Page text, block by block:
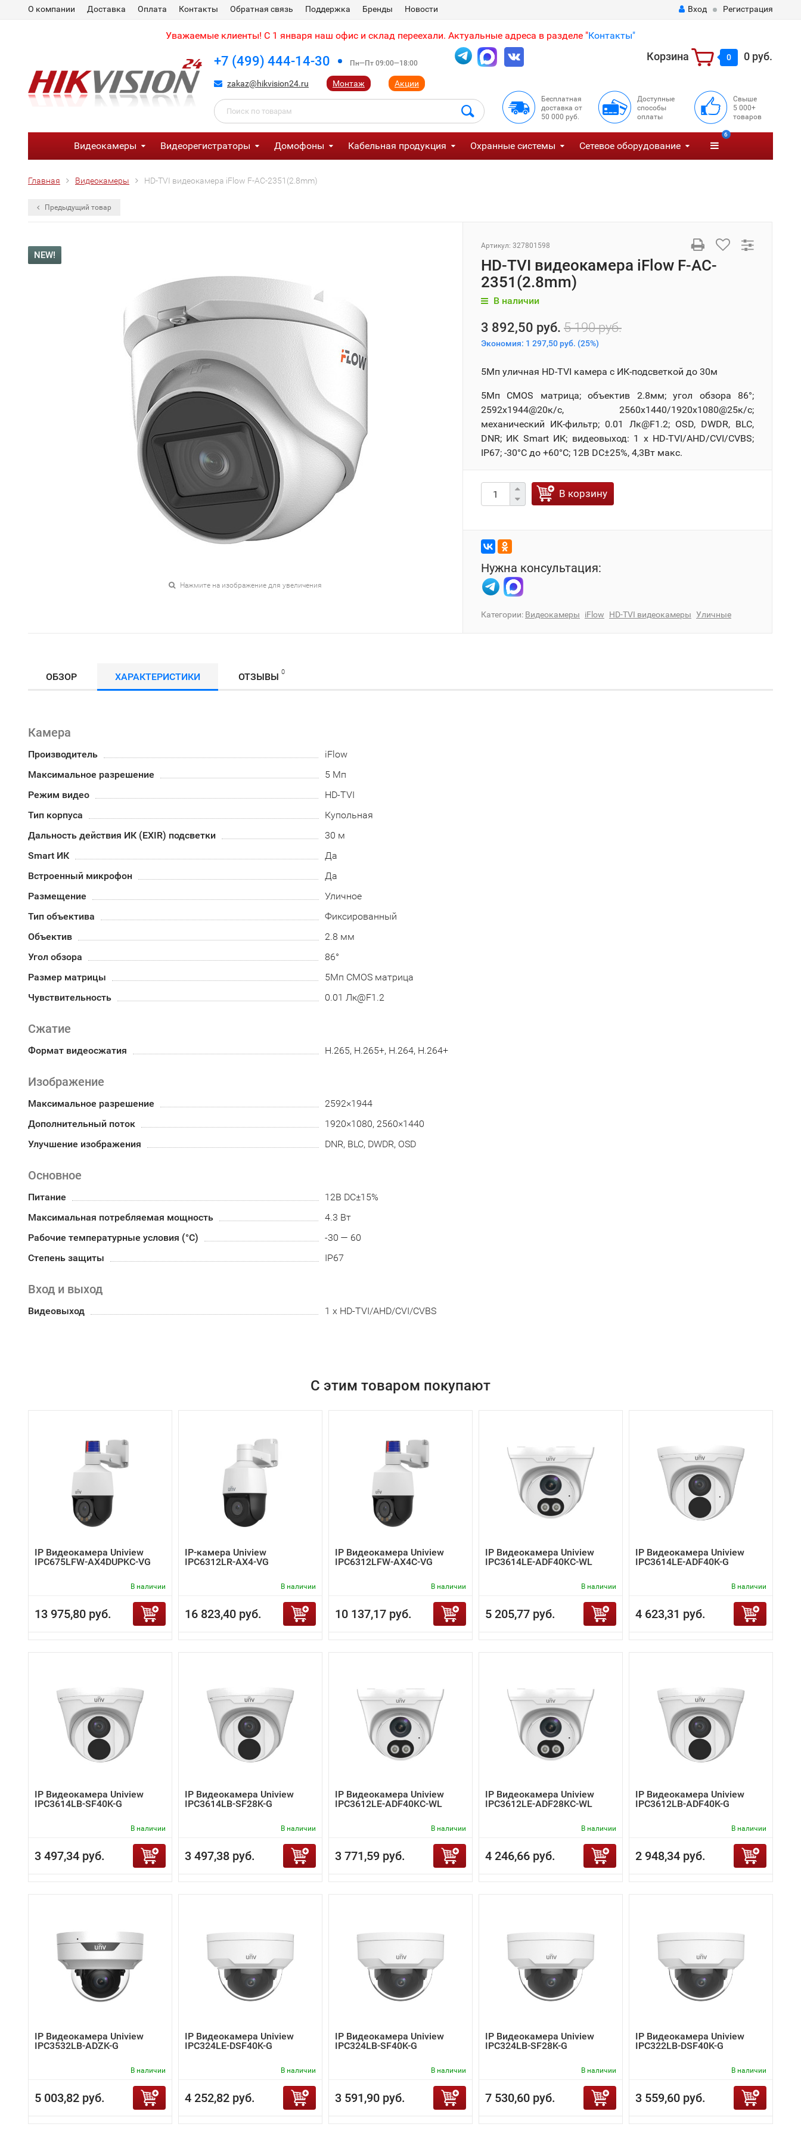
О компании Доставка Оплата Контакты Обратная связь Поддержка Бренды Новости Вход Регистрация
Уважаемые клиенты! С 1 января наш офис и склад переехали. Актуальные адреса в разделе "Контакты"
+7 (499) 444-14-30 Пн—Пт 09:00—18:00
zakaz@hikvision24.ru Монтаж Акции
Корзина 0 0 руб.
Бесплатная
доставка от
50 000 руб.
Доступные
способы
оплаты
Свыше
5 000+
товаров
Видеокамеры Видеорегистраторы Домофоны Кабельная продукция Охранные системы Сетевое оборудование
6
Главная Видеокамеры HD-TVI видеокамера iFlow F-AC-2351(2.8mm)
Предыдущий товар
NEW!
Нажмите на изображение для увеличения
Артикул: 327801598
HD-TVI видеокамера iFlow F-AC-
2351(2.8mm)
В наличии
3 892,50 руб. 5 190 руб.
Экономия: 1 297,50 руб. (25%)
5Мп уличная HD-TVI камера с ИК-подсветкой до 30м
5Мп CMOS матрица; объектив 2.8мм; угол обзора 86°;
2592x1944@20к/с, 2560x1440/1920x1080@25к/с;
механический ИК-фильтр; 0.01 Лк@F1.2; OSD, DWDR, BLC,
DNR; ИК Smart ИК; видеовыход: 1 х HD-TVI/AHD/CVI/CVBS;
IP67; -30°С до +60°С; 12В DC±25%, 4,3Вт макс.
В корзину
Нужна консультация:
Категории: Видеокамеры iFlow HD-TVI видеокамеры Уличные
ОБЗОР ХАРАКТЕРИСТИКИ ОТЗЫВЫ 0
Камера
Производитель
iFlow
Максимальное разрешение
5 Мп
Режим видео
HD-TVI
Тип корпуса
Купольная
Дальность действия ИК (EXIR) подсветки
30 м
Smart ИК
Да
Встроенный микрофон
Да
Размещение
Уличное
Тип объектива
Фиксированный
Объектив
2.8 мм
Угол обзора
86°
Размер матрицы
5Мп CMOS матрица
Чувствительность
0.01 Лк@F1.2
Сжатие
Формат видеосжатия H.265, H.265+, H.264, H.264+
Изображение
Максимальное разрешение
2592×1944
Дополнительный поток
1920×1080, 2560×1440
Улучшение изображения
DNR, BLC, DWDR, OSD
Основное
Питание
12В DC±15%
Максимальная потребляемая мощность
4.3 Вт
Рабочие температурные условия (°С)
-30 — 60
Степень защиты
IP67
Вход и выход
Видеовыход 1 х HD-TVI/AHD/CVI/CVBS
С этим товаром покупают
IP Видеокамера Uniview
IPC675LFW-AX4DUPKC-VG
В наличии
13 975,80 руб.
IP-камера Uniview
IPC6312LR-AX4-VG
В наличии
16 823,40 руб.
IP Видеокамера Uniview
IPC6312LFW-AX4C-VG
В наличии
10 137,17 руб.
IP Видеокамера Uniview
IPC3614LE-ADF40KC-WL
В наличии
5 205,77 руб.
IP Видеокамера Uniview
IPC3614LE-ADF40K-G
В наличии
4 623,31 руб.
IP Видеокамера Uniview
IPC3614LB-SF40K-G
В наличии
3 497,34 руб.
IP Видеокамера Uniview
IPC3614LB-SF28K-G
В наличии
3 497,38 руб.
IP Видеокамера Uniview
IPC3612LE-ADF40KC-WL
В наличии
3 771,59 руб.
IP Видеокамера Uniview
IPC3612LE-ADF28KC-WL
В наличии
4 246,66 руб.
IP Видеокамера Uniview
IPC3612LB-ADF40K-G
В наличии
2 948,34 руб.
IP Видеокамера Uniview
IPC3532LB-ADZK-G
В наличии
5 003,82 руб.
IP Видеокамера Uniview
IPC324LE-DSF40K-G
В наличии
4 252,82 руб.
IP Видеокамера Uniview
IPC324LB-SF40K-G
В наличии
3 591,90 руб.
IP Видеокамера Uniview
IPC324LB-SF28K-G
В наличии
7 530,60 руб.
IP Видеокамера Uniview
IPC322LB-DSF40K-G
В наличии
3 559,60 руб.